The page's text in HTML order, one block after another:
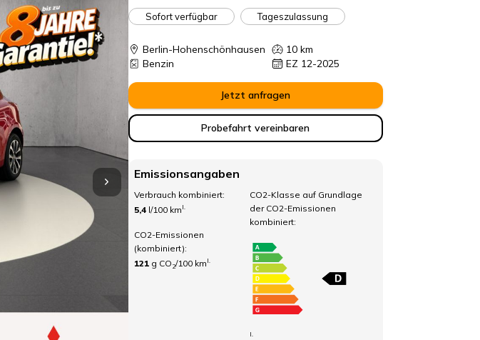
Sofort verfügbar Tageszulassung
Berlin-Hohenschönhausen 10 km
Benzin
EZ 12-2025
Jetzt anfragen
Probefahrt vereinbaren
Emissionsangaben
Verbrauch kombiniert:
5,4 l/100 km I.
CO2-Emissionen
(kombiniert):
121 g CO 2/100 km I.
CO2-Klasse auf Grundlage
der CO2-Emissionen
kombiniert:
I.